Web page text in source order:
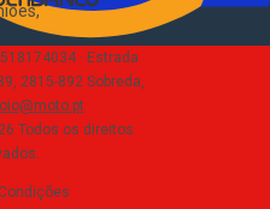
518174034 · Estrada
2815-892 Sobreda,
Todos os direitos
.